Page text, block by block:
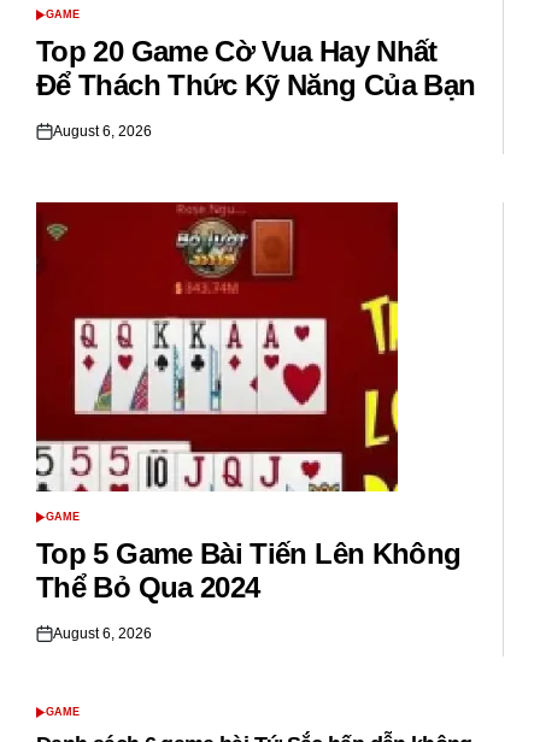
POSTED
GAME
Top 20 Game Cờ Vua Hay Nhất
Để Thách Thức Kỹ Năng Của Bạn
Posted
August 6, 2026
POSTED
GAME
Top 5 Game Bài Tiến Lên Không
Thể Bỏ Qua 2024
Posted
August 6, 2026
POSTED
GAME